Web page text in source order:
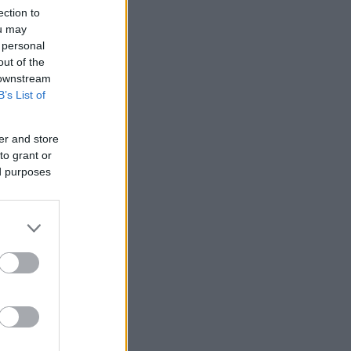
to
may
of the
List of
and store
grant or
purposes